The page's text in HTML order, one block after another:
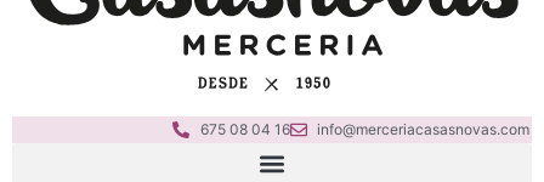
675 08 04 16 info@merceriacasasnovas.com